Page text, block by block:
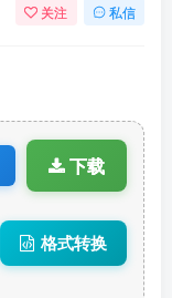
关注 私信
下载
格式转换